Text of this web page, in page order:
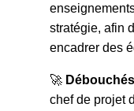
stratégie, afin
encadrer des
🚀
chef de projet